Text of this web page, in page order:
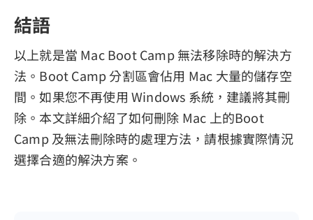
結語
以上就是當 Mac Boot Camp 無法移除時的解決方
法。Boot Camp 分割區會佔用 Mac 大量的儲存空
間。如果您不再使用 Windows 系統，建議將其刪
除。本文詳細介紹了如何刪除 Mac 上的Boot
Camp 及無法刪除時的處理方法，請根據實際情況
選擇合適的解決方案。